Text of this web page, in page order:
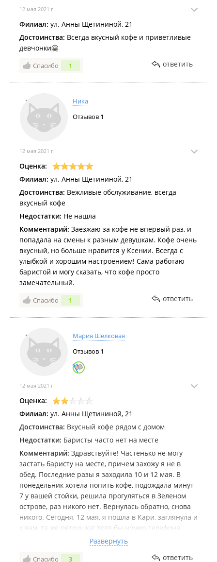
12 мая 2021 г.
Филиал: ул. Анны Щетининой, 21
Достоинства: Всегда вкусный кофе и приветливые
девчонки🤗
Спасибо 1 ответить
Ника
Отзывов 1
12 мая 2021 г.
Оценка:
Филиал: ул. Анны Щетининой, 21
Достоинства: Вежливые обслуживание, всегда
вкусный кофе
Недостатки: Не нашла
Комментарий: Заезжаю за кофе не впервый раз, и
попадала на смены к разным девушкам. Кофе очень
вкусный, но больше нравится у Ксении. Всегда с
улыбкой и хорошим настроением! Сама работаю
баристой и могу сказать, что кофе просто
замечательный.
Спасибо 1 ответить
Мария Шелковая
Отзывов 1
12 мая 2021 г.
Оценка:
Филиал: ул. Анны Щетининой, 21
Достоинства: Вкусный кофе рядом с домом
Недостатки: Баристы часто нет на месте
Комментарий: Здравствуйте! Частенько не могу
застать баристу на месте, причем захожу я не в
обед. Последние разы я заходила 10 и 12 мая. В
понедельник хотела попить кофе, подождала минут
7 у вашей стойки, решила прогуляться в Зеленом
острове, раз никого нет. Вернулась обратно, снова
никого. Сегодня, 12 мая, я пошла в Кари, заглянула и
к вам, та же петрушка! Хотя бы номер телефона
оставляли бы на стойке, а то ждать постоянно нет
Развернуть
Спасибо 3 ответить